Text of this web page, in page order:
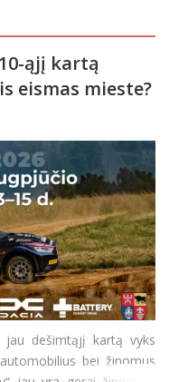
progimnazijos
ąjį kartą
eismas mieste?
jau dešimtąjį kartą vyks
bei žinomus